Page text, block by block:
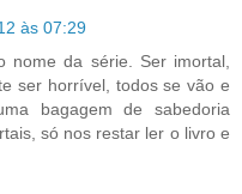
às 07:29
nome da série. Ser imortal,
ser horrível, todos se vão e
bagagem de sabedoria
só nos restar ler o livro e